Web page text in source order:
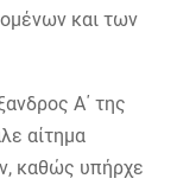
και των
Α΄ της
αίτημα
καθώς υπήρχε